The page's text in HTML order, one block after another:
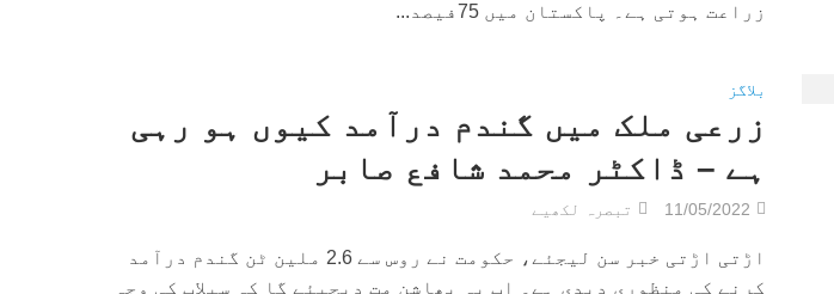
زراعت ہوتی ہے۔ پاکستان میں 75فیصد...
بلاگز
زرعی ملک میں گندم درآمد کیوں ہو رہی
ہے – ڈاکٹر محمد شافع صابر
11/05/2022 تبصرہ لکھیے
اڑتی اڑتی خبر سن لیجئے، حکومت نے روس سے 2.6 ملین ٹن گندم درآمد
کرنے کی منظوری دیدی ہے۔ اب یہ بھاشن مت دیجیئے گا کہ سیلاب کی وجہ